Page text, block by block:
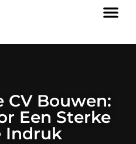
CV Bouwen:
Een Sterke
Indruk